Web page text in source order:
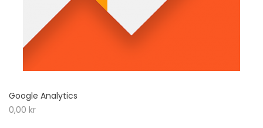
Google Analytics
0,00 kr